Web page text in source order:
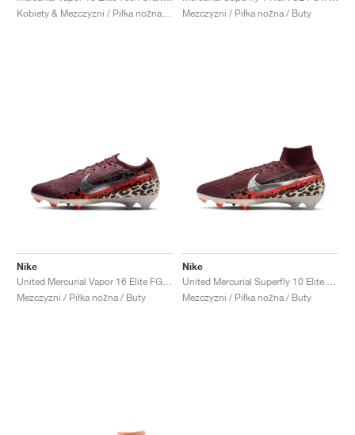
Mezczyzni / Piłka nożna / Buty
Nike
Mezczyzni / Piłka nożna / Buty
Nike
Mezczyzni / Piłka nożna / Buty